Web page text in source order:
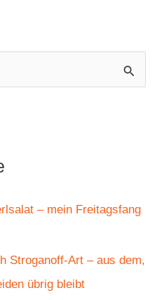
– mein Freitagsfang
Stroganoff-Art – aus dem,
übrig bleibt